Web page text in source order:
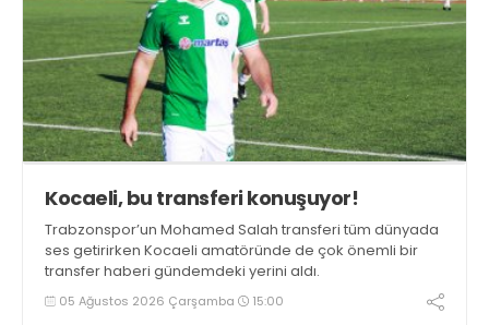
Kocaeli, bu transferi konuşuyor!
Trabzonspor’un Mohamed Salah transferi tüm dünyada
ses getirirken Kocaeli amatöründe de çok önemli bir
transfer haberi gündemdeki yerini aldı.
05 Ağustos 2026 Çarşamba 15:00